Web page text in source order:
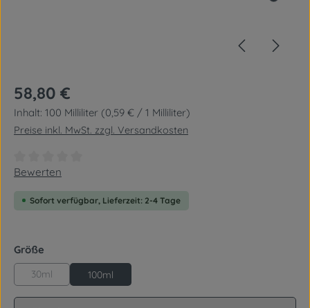
Regulärer Preis:
58,80 €
Inhalt: 100 Milliliter (0,59 € / 1 Milliliter)
Preise inkl. MwSt. zzgl. Versandkosten
Durchschnittliche Bewertung von 0 von 5 Sternen
Bewerten
Sofort verfügbar, Lieferzeit: 2-4 Tage
Größe
30ml 100ml